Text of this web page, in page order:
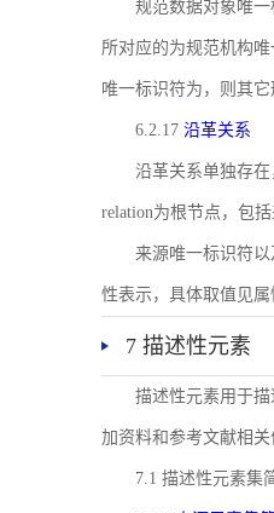
规范数据对象唯一
所对应的为规范机构
唯一标识符为，则其
6.2.17 沿革关系
沿革关系单独存
relation为根节点，包
来源唯一标识符以
性表示，具体取值见属
7 描述性元素
描述性元素用于
加资料和参考文献相
7.1 描述性元素集